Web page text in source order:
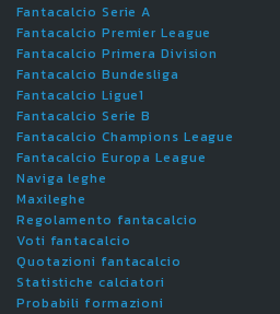
Fantacalcio Serie A
Fantacalcio Premier League
Fantacalcio Primera Division
Fantacalcio Bundesliga
Fantacalcio Ligue1
Fantacalcio Serie B
Fantacalcio Champions League
Fantacalcio Europa League
Naviga leghe
Maxileghe
Regolamento fantacalcio
Voti fantacalcio
Quotazioni fantacalcio
Statistiche calciatori
Probabili formazioni